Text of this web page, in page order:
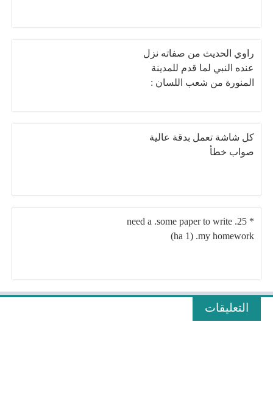
راوي الحديث من صفاته نزل
عنده النبي لما قدم للمدينة
المنورة من شعب اللسان :
كل شاشة تعمل بدقة عالية
صواب خطأ
need a .some paper to write .25 *
(ha 1) .my homework
التعليقات